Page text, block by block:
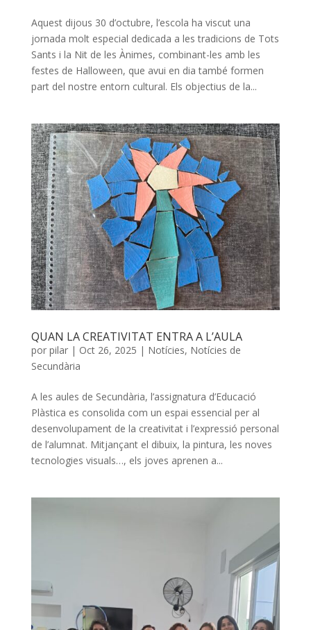
Aquest dijous 30 d’octubre, l’escola ha viscut una
jornada molt especial dedicada a les tradicions de Tots
Sants i la Nit de les Ànimes, combinant-les amb les
festes de Halloween, que avui en dia també formen
part del nostre entorn cultural. Els objectius de la...
QUAN LA CREATIVITAT ENTRA A L’AULA
por pilar| Oct 26, 2025 | Notícies, Notícies de
Secundària
A les aules de Secundària, l’assignatura d’Educació
Plàstica es consolida com un espai essencial per al
desenvolupament de la creativitat i l’expressió personal
de l’alumnat. Mitjançant el dibuix, la pintura, les noves
tecnologies visuals…, els joves aprenen a...